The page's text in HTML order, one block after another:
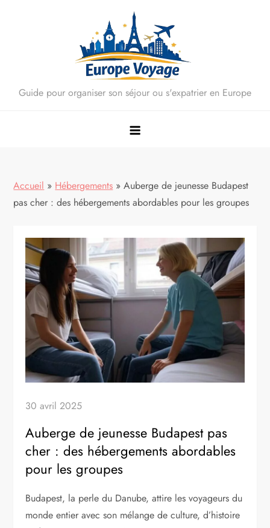
Guide pour organiser son séjour ou s'expatrier en Europe
Accueil » Hébergements »Auberge de jeunesse Budapest
pas cher : des hébergements abordables pour les groupes
30 avril 2025
Auberge de jeunesse Budapest pas
cher : des hébergements abordables
pour les groupes
Budapest, la perle du Danube, attire les voyageurs du
monde entier avec son mélange de culture, d’histoire